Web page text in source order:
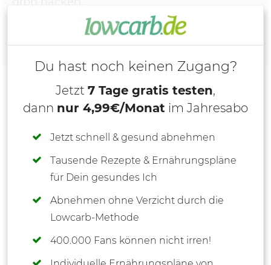
Du hast noch keinen Zugang?
Jetzt 7 Tage gratis testen,
dann nur 4,99€/Monat im Jahresabo
Jetzt schnell & gesund abnehmen
Tausende Rezepte & Ernährungspläne
für Dein gesundes Ich
Abnehmen ohne Verzicht durch die
Lowcarb-Methode
400.000 Fans können nicht irren!